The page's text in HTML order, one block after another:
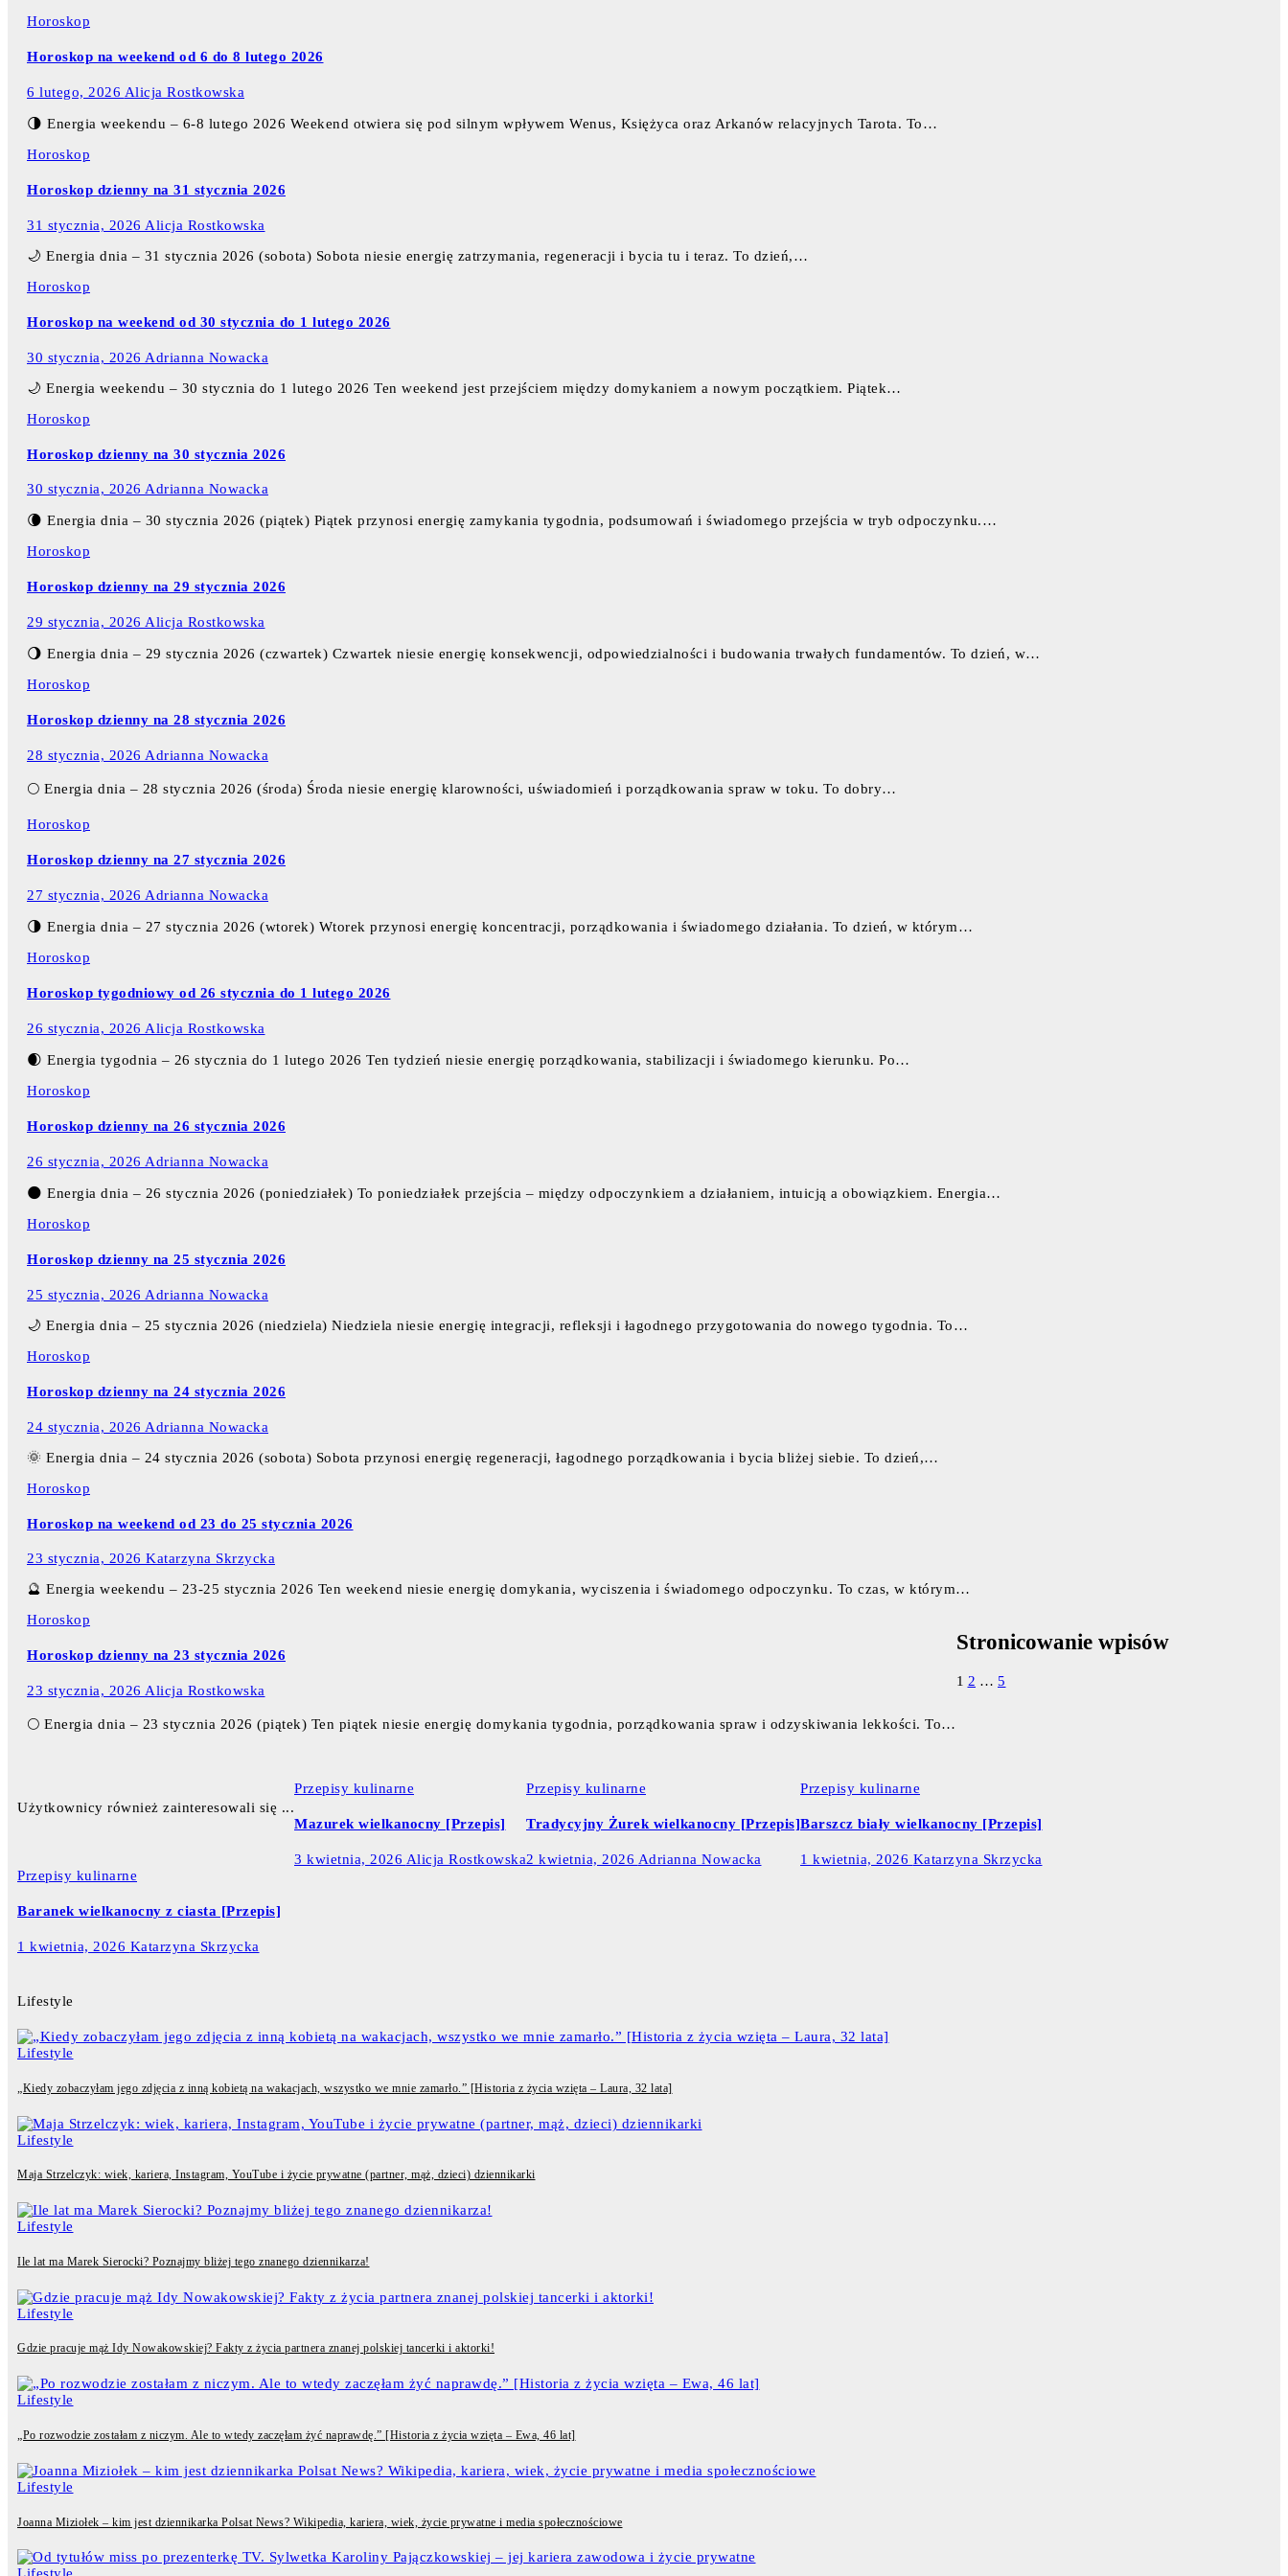
Horoskop
Horoskop na weekend od 6 do 8 lutego 2026
6 lutego, 2026 Alicja Rostkowska
🌗 Energia weekendu – 6-8 lutego 2026 Weekend otwiera się pod silnym wpływem Wenus, Księżyca oraz Arkanów relacyjnych Tarota. To…
Horoskop
Horoskop dzienny na 31 stycznia 2026
31 stycznia, 2026 Alicja Rostkowska
🌙 Energia dnia – 31 stycznia 2026 (sobota) Sobota niesie energię zatrzymania, regeneracji i bycia tu i teraz. To dzień,…
Horoskop
Horoskop na weekend od 30 stycznia do 1 lutego 2026
30 stycznia, 2026 Adrianna Nowacka
🌙 Energia weekendu – 30 stycznia do 1 lutego 2026 Ten weekend jest przejściem między domykaniem a nowym początkiem. Piątek…
Horoskop
Horoskop dzienny na 30 stycznia 2026
30 stycznia, 2026 Adrianna Nowacka
🌘 Energia dnia – 30 stycznia 2026 (piątek) Piątek przynosi energię zamykania tygodnia, podsumowań i świadomego przejścia w tryb odpoczynku.…
Horoskop
Horoskop dzienny na 29 stycznia 2026
29 stycznia, 2026 Alicja Rostkowska
🌖 Energia dnia – 29 stycznia 2026 (czwartek) Czwartek niesie energię konsekwencji, odpowiedzialności i budowania trwałych fundamentów. To dzień, w…
Horoskop
Horoskop dzienny na 28 stycznia 2026
28 stycznia, 2026 Adrianna Nowacka
🌕 Energia dnia – 28 stycznia 2026 (środa) Środa niesie energię klarowności, uświadomień i porządkowania spraw w toku. To dobry…
Horoskop
Horoskop dzienny na 27 stycznia 2026
27 stycznia, 2026 Adrianna Nowacka
🌗 Energia dnia – 27 stycznia 2026 (wtorek) Wtorek przynosi energię koncentracji, porządkowania i świadomego działania. To dzień, w którym…
Horoskop
Horoskop tygodniowy od 26 stycznia do 1 lutego 2026
26 stycznia, 2026 Alicja Rostkowska
🌒 Energia tygodnia – 26 stycznia do 1 lutego 2026 Ten tydzień niesie energię porządkowania, stabilizacji i świadomego kierunku. Po…
Horoskop
Horoskop dzienny na 26 stycznia 2026
26 stycznia, 2026 Adrianna Nowacka
🌑 Energia dnia – 26 stycznia 2026 (poniedziałek) To poniedziałek przejścia – między odpoczynkiem a działaniem, intuicją a obowiązkiem. Energia…
Horoskop
Horoskop dzienny na 25 stycznia 2026
25 stycznia, 2026 Adrianna Nowacka
🌙 Energia dnia – 25 stycznia 2026 (niedziela) Niedziela niesie energię integracji, refleksji i łagodnego przygotowania do nowego tygodnia. To…
Horoskop
Horoskop dzienny na 24 stycznia 2026
24 stycznia, 2026 Adrianna Nowacka
🌞 Energia dnia – 24 stycznia 2026 (sobota) Sobota przynosi energię regeneracji, łagodnego porządkowania i bycia bliżej siebie. To dzień,…
Horoskop
Horoskop na weekend od 23 do 25 stycznia 2026
23 stycznia, 2026 Katarzyna Skrzycka
🔮 Energia weekendu – 23-25 stycznia 2026 Ten weekend niesie energię domykania, wyciszenia i świadomego odpoczynku. To czas, w którym…
Horoskop
Horoskop dzienny na 23 stycznia 2026
23 stycznia, 2026 Alicja Rostkowska
🌕 Energia dnia – 23 stycznia 2026 (piątek) Ten piątek niesie energię domykania tygodnia, porządkowania spraw i odzyskiwania lekkości. To…
Stronicowanie wpisów
1 2 … 5
Użytkownicy również zainteresowali się ...
Przepisy kulinarne
Mazurek wielkanocny [Przepis]
3 kwietnia, 2026 Alicja Rostkowska
Przepisy kulinarne
Tradycyjny Żurek wielkanocny [Przepis]
2 kwietnia, 2026 Adrianna Nowacka
Przepisy kulinarne
Barszcz biały wielkanocny [Przepis]
1 kwietnia, 2026 Katarzyna Skrzycka
Przepisy kulinarne
Baranek wielkanocny z ciasta [Przepis]
1 kwietnia, 2026 Katarzyna Skrzycka
Lifestyle
Lifestyle
„Kiedy zobaczyłam jego zdjęcia z inną kobietą na wakacjach, wszystko we mnie zamarło.” [Historia z życia wzięta – Laura, 32 lata]
Lifestyle
Maja Strzelczyk: wiek, kariera, Instagram, YouTube i życie prywatne (partner, mąż, dzieci) dziennikarki
Lifestyle
Ile lat ma Marek Sierocki? Poznajmy bliżej tego znanego dziennikarza!
Lifestyle
Gdzie pracuje mąż Idy Nowakowskiej? Fakty z życia partnera znanej polskiej tancerki i aktorki!
Lifestyle
„Po rozwodzie zostałam z niczym. Ale to wtedy zaczęłam żyć naprawdę.” [Historia z życia wzięta – Ewa, 46 lat]
Lifestyle
Joanna Miziołek – kim jest dziennikarka Polsat News? Wikipedia, kariera, wiek, życie prywatne i media społecznościowe